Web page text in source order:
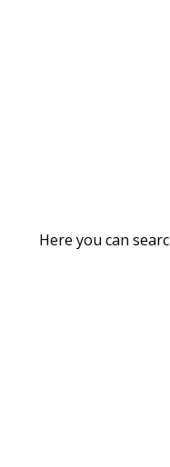
Here you can